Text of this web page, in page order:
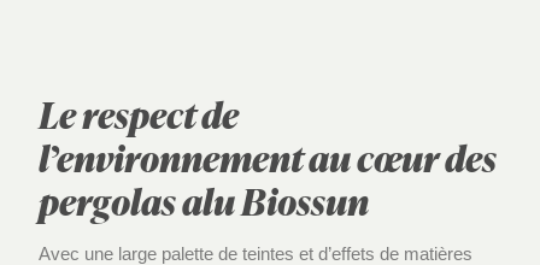
Le respect de
l’environnement au cœur des
pergolas alu Biossun
Avec une large palette de teintes et d’effets de matières